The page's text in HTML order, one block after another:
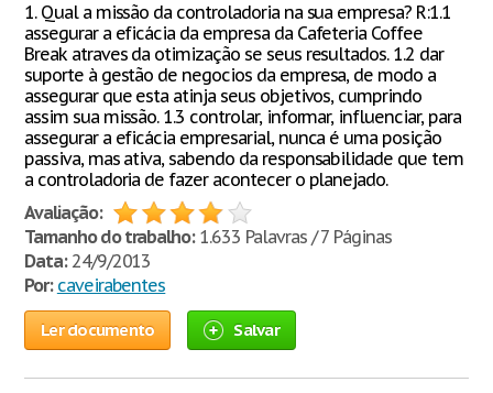
1. Qual a missão da controladoria na sua empresa? R:1.1
assegurar a eficácia da empresa da Cafeteria Coffee
Break atraves da otimização se seus resultados. 1.2 dar
suporte à gestão de negocios da empresa, de modo a
assegurar que esta atinja seus objetivos, cumprindo
assim sua missão. 1.3 controlar, informar, influenciar, para
assegurar a eficácia empresarial, nunca é uma posição
passiva, mas ativa, sabendo da responsabilidade que tem
a controladoria de fazer acontecer o planejado.
Avaliação:
Tamanho do trabalho:1.633 Palavras / 7 Páginas
Data:24/9/2013
Por: caveirabentes
Ler documento Salvar